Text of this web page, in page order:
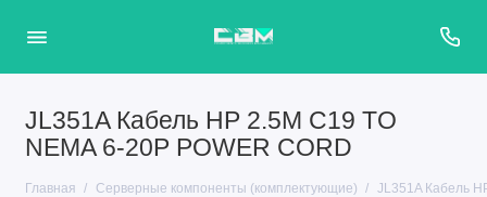
JL351A Кабель HP 2.5M C19 TO
NEMA 6-20P POWER CORD
Главная Серверные компоненты (комплектующие) JL351A Кабель